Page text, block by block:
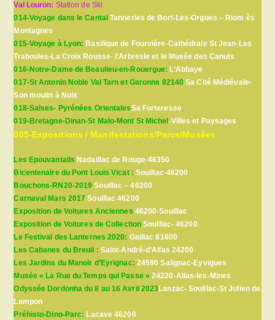
Val Louron: Station de Ski
014-Voyage dans le Cantal Tanneries de Bort-Les-Orgues – Riom ès
Montagnes
015-Voyage à Lyon: Basilique de Fourvière-Cathédrale St Jean-Les
Traboules-La Croix Rousse- l’Arbresle et le Musée des Canuts
016-Notre-Dame de Beaulieu-en-Rouergue: L’Abbaye
017-St Antonin Noble Val Tarn et Garonne 82140 Sa Cité Médiévale-
Son moulin à Noix
018-Salses- Pyrénées OrientalesSa Forteresse
019-Bretagne-Dinan-St Malo-Mont St Michel -Villes et Paysages
005-Expositions / Manifestations/Parcs/Musées
Les Epouvantails Nadaillac de Rouge-46350
Bicentenaire du Pont Louis Vicat : Souillac-46200
Bouchons-RN20-2019Souillac – 46200
Carnaval Mars 2017 Souillac 46200
Exposition de Voitures Anciennes 46200-Souillac
Exposition de Voitures de Collection Souillac- 46200
Le Festival des Lanternes 2020: Gaillac 81600
Les Cabanes du Breuil : Saint-André-d’Allas 24200
Les Jardins du Manoir d’Eyrignac: 24590 Salignac-Eyvigues
Musée « La Rue du Temps qui Passe » 24220-Allas-les-Mines
Odyssée Dordonha du 8 au 16 Avril 2023Lanzac- Souillac-St Julien de
Lampon
Préhisto-Dino-Parc: Lacave 46200